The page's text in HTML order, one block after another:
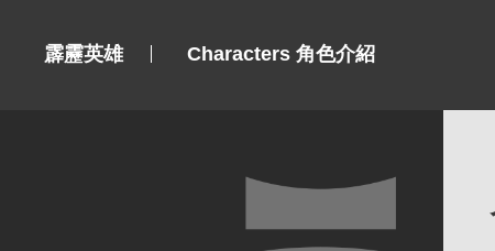
霹靂英雄 Characters 角色介紹